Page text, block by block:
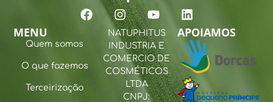
MENU
Quem somos
O que fazemos
Terceirização
NATUPHITUS
INDUSTRIA E
COMERCIO DE
COSMÉTICOS
LTDA
CNPJ:
APOIAMOS